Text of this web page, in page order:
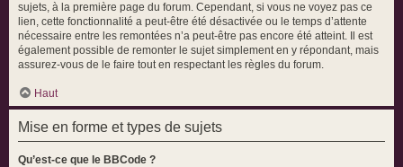
sujets, à la première page du forum. Cependant, si vous ne voyez pas ce
lien, cette fonctionnalité a peut-être été désactivée ou le temps d’attente
nécessaire entre les remontées n’a peut-être pas encore été atteint. Il est
également possible de remonter le sujet simplement en y répondant, mais
assurez-vous de le faire tout en respectant les règles du forum.
Haut
Mise en forme et types de sujets
Qu’est-ce que le BBCode ?